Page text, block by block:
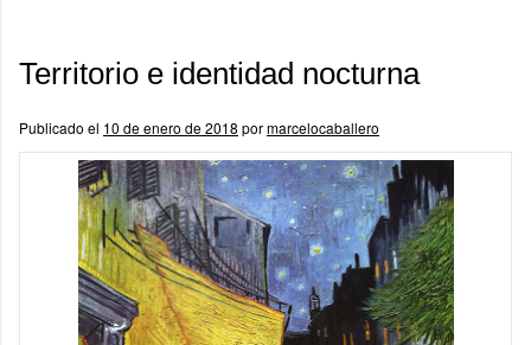
Territorio e identidad nocturna
Publicado el 10 de enero de 2018 pormarcelocaballero